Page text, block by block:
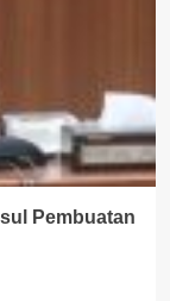
Pembuatan